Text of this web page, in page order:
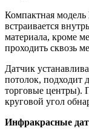
Компактная модель
встраивается
материала, кроме
проходить сквозь
Датчик
потолок,
торговые центры).
круговой угол
Инфракрасные